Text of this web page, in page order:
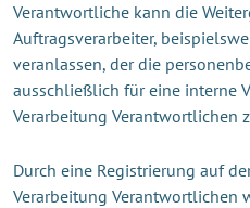
Verantwortliche kann die
Auftragsverarbeiter,
veranlassen, der die
ausschließlich für eine interne
Verarbeitung Verantwortlichen
Durch eine Registrierung auf
Verarbeitung Verantwortlichen